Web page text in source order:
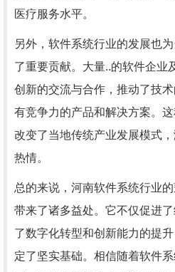
医疗服务水平。
另外，软件系统行业的发展也
了重要贡献。大量..的软件企业
创新的交流与合作，推动了技
有竞争力的产品和解决方案。
改变了当地传统产业发展模式
热情。
总的来说，河南软件系统行业
带来了诸多益处。它不仅促进
了数字化转型和创新能力的提
定了坚实基础。相信随着软件